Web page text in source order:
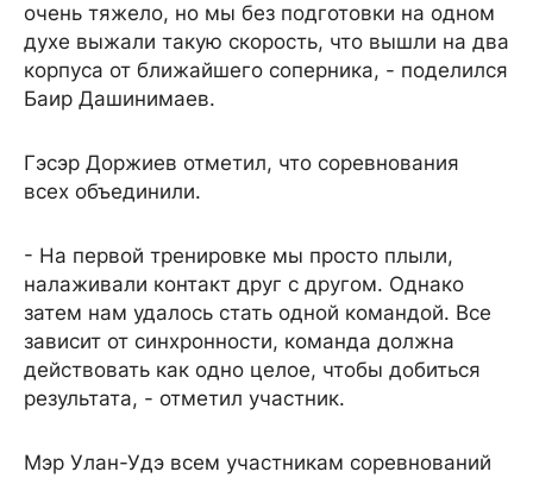
очень тяжело, но мы без подготовки на одном
духе выжали такую скорость, что вышли на два
корпуса от ближайшего соперника, - поделился
Баир Дашинимаев.
Гэсэр Доржиев отметил, что соревнования
всех объединили.
- На первой тренировке мы просто плыли,
налаживали контакт друг с другом. Однако
затем нам удалось стать одной командой. Все
зависит от синхронности, команда должна
действовать как одно целое, чтобы добиться
результата, - отметил участник.
Мэр Улан-Удэ всем участникам соревнований